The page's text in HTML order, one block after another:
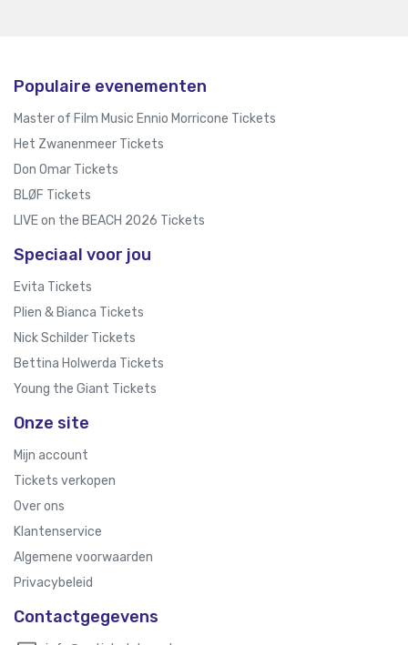
Populaire evenementen
Master of Film Music Ennio Morricone Tickets
Het Zwanenmeer Tickets
Don Omar Tickets
BLØF Tickets
LIVE on the BEACH 2026 Tickets
Speciaal voor jou
Evita Tickets
Plien & Bianca Tickets
Nick Schilder Tickets
Bettina Holwerda Tickets
Young the Giant Tickets
Onze site
Mijn account
Tickets verkopen
Over ons
Klantenservice
Algemene voorwaarden
Privacybeleid
Contactgegevens